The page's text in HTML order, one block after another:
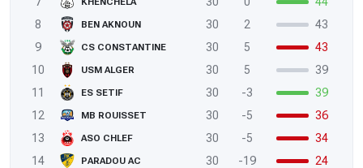
8
BEN AKNOUN 30 2
43
9
CS CONSTANTINE 30 5
43
10
USM ALGER 30 5
39
11
ES SETIF 30 -3
39
12
MB ROUISSET 30 -5
36
13
ASO CHLEF 30 -5
34
14
PARADOU AC 30 -19
24